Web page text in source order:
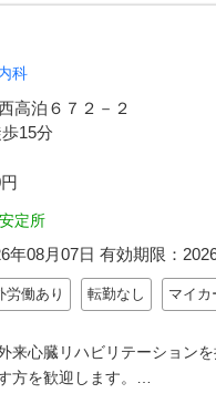
科
高泊６７２－２
15分
定所
年08月07日 有効期限：
労働あり 転勤なし マイカ
来心臓リハビリテーション
方を歓迎します。…